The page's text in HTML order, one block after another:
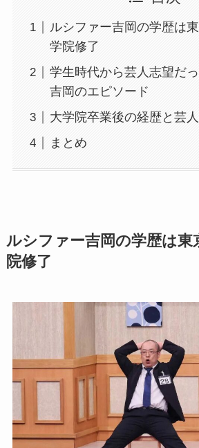
ルシファー吉岡の学歴は
学院修了
学生時代から芸人志望だ
吉岡のエピソード
大学院卒業後の経歴と芸
まとめ
ルシファー吉岡の学歴は東
院修了